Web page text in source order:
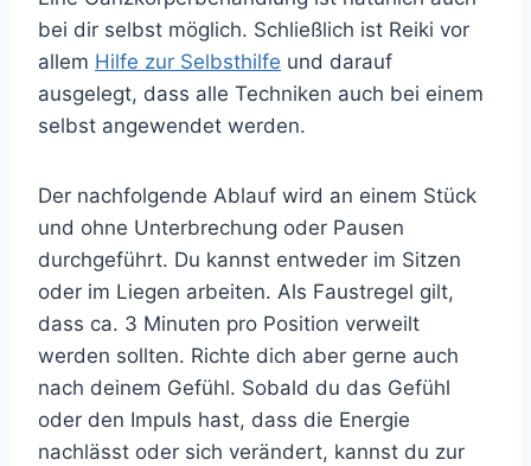
bei dir selbst möglich. Schließlich ist Reiki vor
allem Hilfe zur Selbsthilfe und darauf
ausgelegt, dass alle Techniken auch bei einem
selbst angewendet werden.
Der nachfolgende Ablauf wird an einem Stück
und ohne Unterbrechung oder Pausen
durchgeführt. Du kannst entweder im Sitzen
oder im Liegen arbeiten. Als Faustregel gilt,
dass ca. 3 Minuten pro Position verweilt
werden sollten. Richte dich aber gerne auch
nach deinem Gefühl. Sobald du das Gefühl
oder den Impuls hast, dass die Energie
nachlässt oder sich verändert, kannst du zur